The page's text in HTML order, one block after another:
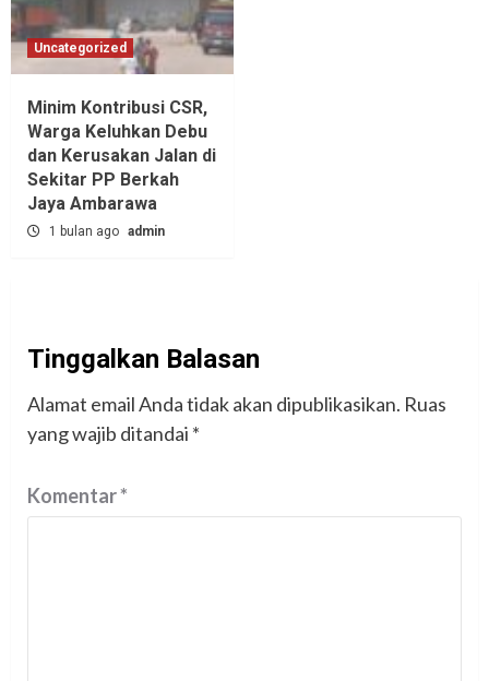
Uncategorized
Minim Kontribusi CSR,
Warga Keluhkan Debu
dan Kerusakan Jalan di
Sekitar PP Berkah
Jaya Ambarawa‎
1 bulan ago admin
Tinggalkan Balasan
Alamat email Anda tidak akan dipublikasikan. Ruas
yang wajib ditandai *
Komentar*